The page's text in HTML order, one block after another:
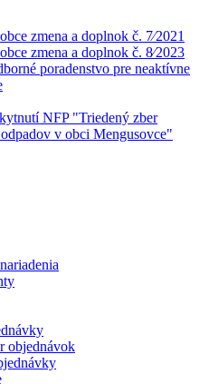
zmena a doplnok č. 7⁄2021
zmena a doplnok č. 8⁄2023
poradenstvo pre neaktívne
NFP "Triedený zber
v obci Mengusovce"
objednávok